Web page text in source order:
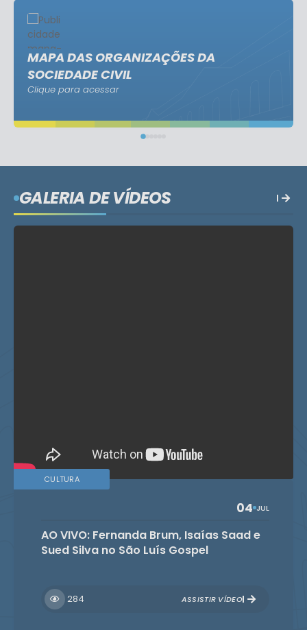
MAPA DAS ORGANIZAÇÕES DA
SOCIEDADE CIVIL
Clique para acessar
GALERIA DE VÍDEOS
CULTURA
04 JUL
AO VIVO: Fernanda Brum, Isaías Saad e
Sued Silva no São Luís Gospel
284 ASSISTIR VÍDEO